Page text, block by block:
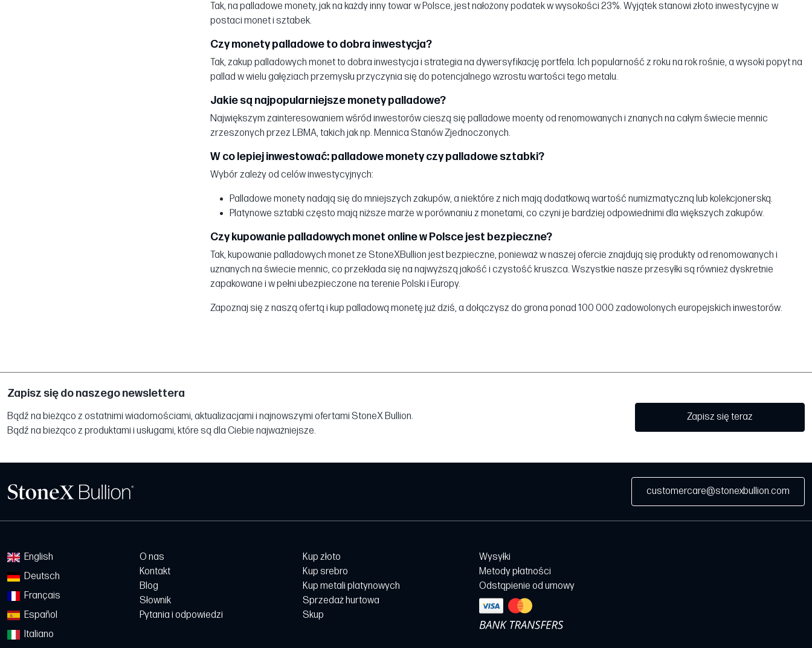
Tak, na palladowe monety, jak na każdy inny towar w Polsce, jest nałożony podatek w wysokości 23%. Wyjątek stanowi złoto inwestycyjne w
postaci monet i sztabek.
Czy monety palladowe to dobra inwestycja?
Tak, zakup palladowych monet to dobra inwestycja i strategia na dywersyfikację portfela. Ich popularność z roku na rok rośnie, a wysoki popyt na
pallad w wielu gałęziach przemysłu przyczynia się do potencjalnego wzrostu wartości tego metalu.
Jakie są najpopularniejsze monety palladowe?
Największym zainteresowaniem wśród inwestorów cieszą się palladowe moenty od renomowanych i znanych na całym świecie mennic
zrzeszonych przez LBMA, takich jak np. Mennica Stanów Zjednoczonych.
W co lepiej inwestować: palladowe monety czy palladowe sztabki?
Wybór zależy od celów inwestycyjnych:
Palladowe monety nadają się do mniejszych zakupów, a niektóre z nich mają dodatkową wartość numizmatyczną lub kolekcjonerską.
Platynowe sztabki często mają niższe marże w porównaniu z monetami, co czyni je bardziej odpowiednimi dla większych zakupów.
Czy kupowanie palladowych monet online w Polsce jest bezpieczne?
Tak, kupowanie palladowych monet ze StoneXBullion jest bezpieczne, ponieważ w naszej ofercie znajdują się produkty od renomowanych i
uznanych na świecie mennic, co przekłada się na najwyższą jakość i czystość kruszca. Wszystkie nasze przesyłki są również dyskretnie
zapakowane i w pełni ubezpieczone na terenie Polski i Europy.
Zapoznaj się z naszą ofertą i kup palladową monetę już dziś, a dołączysz do grona ponad 100 000 zadowolonych europejskich inwestorów.
Zapisz się do naszego newslettera
Bądź na bieżąco z ostatnimi wiadomościami, aktualizacjami i najnowszymi ofertami StoneX Bullion.
Bądź na bieżąco z produktami i usługami, które są dla Ciebie najważniejsze.
Zapisz się teraz
customercare@stonexbullion.com
English
Deutsch
Français
Español
Italiano
O nas
Kontakt
Blog
Słownik
Pytania i odpowiedzi
Kup złoto
Kup srebro
Kup metali platynowych
Sprzedaż hurtowa
Skup
Wysyłki
Metody płatności
Odstąpienie od umowy